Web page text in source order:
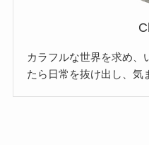
カラフルな世界を求め、
たら日常を抜け出し、気